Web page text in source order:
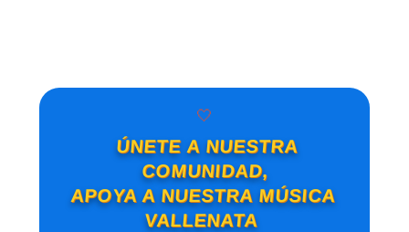
🤍
ÚNETE A NUESTRA
COMUNIDAD,
APOYA A NUESTRA MÚSICA
VALLENATA